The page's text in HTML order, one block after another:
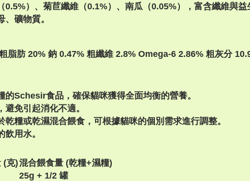
0.5%）、菊苣纖維（0.1%）、南瓜（0.05%），富含纖維與益
礦物質。
脂肪 20% 鈉 0.47% 粗纖維 2.8% Omega-6 2.86% 粗灰分
的Schesir食品，確保貓咪獲得全面均衡的營養。
免引起消化不適。
乾糧或乾濕混合餵食，可根據貓咪的個別需求進行調整。
用水。
(克)混合餵食量 (乾糧+濕糧)
25g + 1/2 罐